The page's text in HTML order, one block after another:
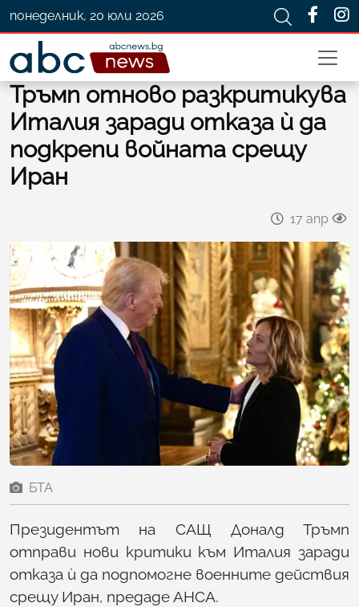
понеделник, 20 юли 2026
Тръмп отново разкритикува
Италия заради отказа ѝ да
подкрепи войната срещу
Иран
17 апр
БТА
Президентът на САЩ Доналд Тръмп
отправи нови критики към Италия заради
отказа ѝ да подпомогне военните действия
срещу Иран, предаде АНСА.